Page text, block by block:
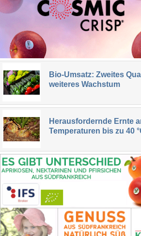
Bio-Umsatz: Zweites
weiteres Wachstum
Herausfordernde Ernte
Temperaturen bis zu 40